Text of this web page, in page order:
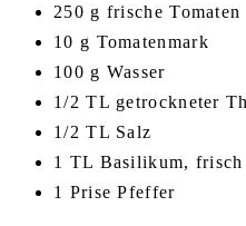
250 g frische Tomaten
10 g Tomatenmark
100 g Wasser
1/2 TL getrockneter
1/2 TL Salz
1 TL Basilikum, frisch
1 Prise Pfeffer